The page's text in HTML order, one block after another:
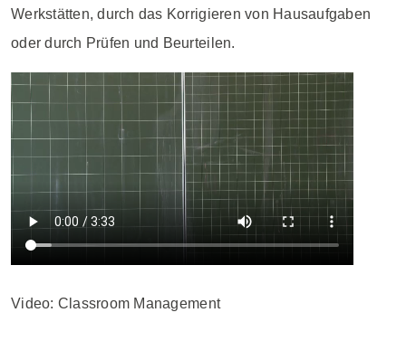
Werkstätten, durch das Korrigieren von Hausaufgaben
oder durch Prüfen und Beurteilen.
Video: Classroom Management